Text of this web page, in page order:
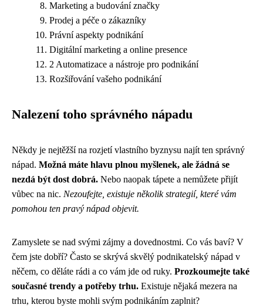
Marketing a budování značky
Prodej a péče o zákazníky
Právní aspekty podnikání
Digitální marketing a online presence
2 Automatizace a nástroje pro podnikání
Rozšiřování vašeho podnikání
Nalezení toho správného nápadu
Někdy je nejtěžší na rozjetí vlastního byznysu najít ten správný
nápad. Možná máte hlavu plnou myšlenek, ale žádná se
nezdá být dost dobrá. Nebo naopak tápete a nemůžete přijít
vůbec na nic. Nezoufejte, existuje několik strategií, které vám
pomohou ten pravý nápad objevit.
Zamyslete se nad svými zájmy a dovednostmi. Co vás baví? V
čem jste dobří? Často se skrývá skvělý podnikatelský nápad v
něčem, co děláte rádi a co vám jde od ruky. Prozkoumejte také
současné trendy a potřeby trhu. Existuje nějaká mezera na
trhu, kterou byste mohli svým podnikáním zaplnit?